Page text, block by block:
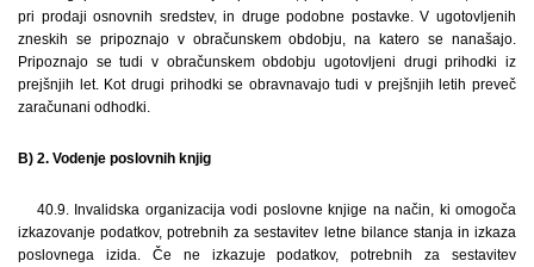
pri prodaji osnovnih sredstev, in druge podobne postavke. V ugotovljenih
zneskih se pripoznajo v obračunskem obdobju, na katero se nanašajo.
Pripoznajo se tudi v obračunskem obdobju ugotovljeni drugi prihodki iz
prejšnjih let. Kot drugi prihodki se obravnavajo tudi v prejšnjih letih preveč
zaračunani odhodki.
B) 2. Vodenje poslovnih knjig
40.9. Invalidska organizacija vodi poslovne knjige na način, ki omogoča
izkazovanje podatkov, potrebnih za sestavitev letne bilance stanja in izkaza
poslovnega izida. Če ne izkazuje podatkov, potrebnih za sestavitev